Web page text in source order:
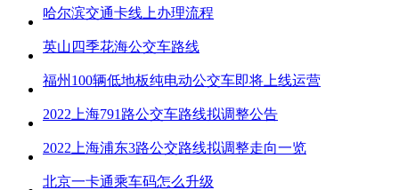
哈尔滨交通卡线上办理流程
英山四季花海公交车路线
福州100辆低地板纯电动公交车即将上线运营
2022上海791路公交车路线拟调整公告
2022上海浦东3路公交路线拟调整走向一览
北京一卡通乘车码怎么升级